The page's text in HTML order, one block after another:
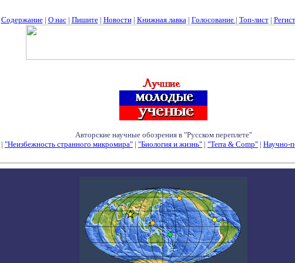
Содержание| О нас| Пишите| Новости| Книжная лавка| Голосование | Топ-лист|
Авторские научные обозрения в "Русском переплете"
| "Неизбежность странного микромира" | "Биология и жизнь" | "Terra & Comp" | Научно-